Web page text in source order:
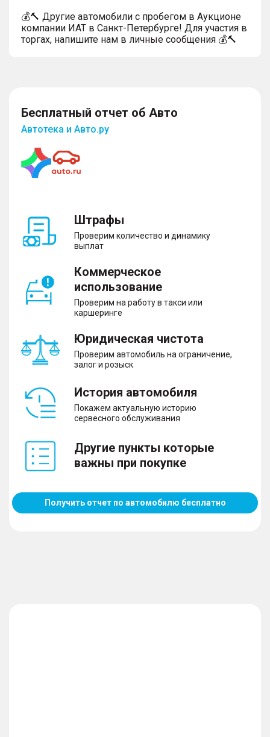
💰🔨 Другие автомобили с пробегом в Аукционе
компании ИАТ в Санкт-Петербурге! Для участия в
торгах, напишите нам в личные сообщения 💰🔨
Бесплатный отчет об Авто
Автотека и Авто.ру
Штрафы
Проверим количество и динамику
выплат
Коммерческое
использование
Проверим на работу в такси или
каршеринге
Юридическая чистота
Проверим автомобиль на ограничение,
залог и розыск
История автомобиля
Покажем актуальную историю
сервесного обслуживания
Другие пункты которые
важны при покупке
Получить отчет по автомобилю бесплатно